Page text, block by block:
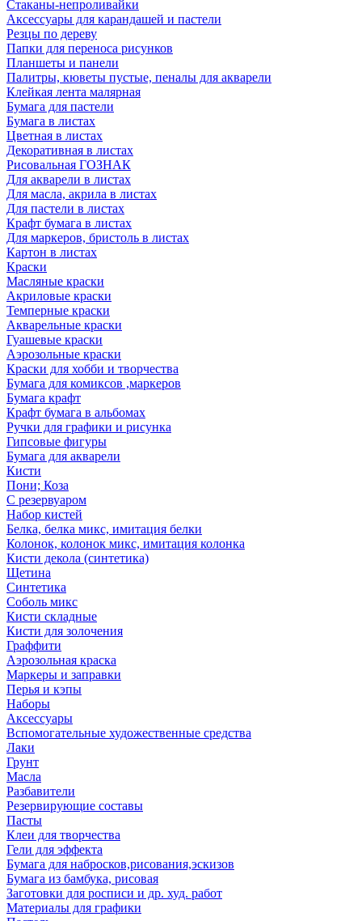
Стаканы-непроливайки
Аксессуары для карандашей и пастели
Резцы по дереву
Папки для переноса рисунков
Планшеты и панели
Палитры, кюветы пустые, пеналы для акварели
Клейкая лента малярная
Бумага для пастели
Бумага в листах
Цветная в листах
Декоративная в листах
Рисовальная ГОЗНАК
Для акварели в листах
Для масла, акрила в листах
Для пастели в листах
Крафт бумага в листах
Для маркеров, бристоль в листах
Картон в листах
Краски
Масляные краски
Акриловые краски
Темперные краски
Акварельные краски
Гуашевые краски
Аэрозольные краски
Краски для хобби и творчества
Бумага для комиксов ,маркеров
Бумага крафт
Крафт бумага в альбомах
Ручки для графики и рисунка
Гипсовые фигуры
Бумага для акварели
Кисти
Пони; Коза
С резервуаром
Набор кистей
Белка, белка микс, имитация белки
Колонок, колонок микс, имитация колонка
Кисти декола (синтетика)
Щетина
Синтетика
Соболь микс
Кисти складные
Кисти для золочения
Граффити
Аэрозольная краска
Маркеры и заправки
Перья и кэпы
Наборы
Аксессуары
Вспомогательные художественные средства
Лаки
Грунт
Масла
Разбавители
Резервирующие составы
Пасты
Клеи для творчества
Гели для эффекта
Бумага для набросков,рисования,эскизов
Бумага из бамбука, рисовая
Заготовки для росписи и др. худ. работ
Материалы для графики